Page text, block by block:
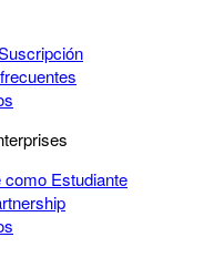
como Estudiante